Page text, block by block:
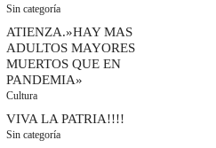
Sin categoría
ATIENZA.»HAY MAS
ADULTOS MAYORES
MUERTOS QUE EN
PANDEMIA»
Cultura
VIVA LA PATRIA!!!!
Sin categoría